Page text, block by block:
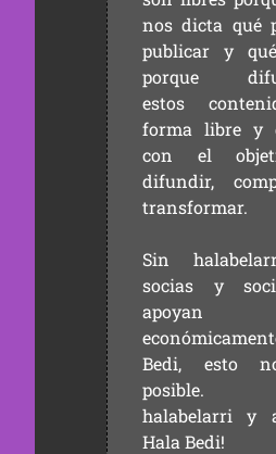
nos dicta qué
publicar y
porque
estos
forma libre y
con el
difundir,
transformar.
Sin
socias y
apoyan
Bedi, esto
posible.
halabelarri y
Hala Bedi!